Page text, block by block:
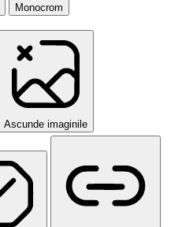
Monocrom
Ascunde imaginile